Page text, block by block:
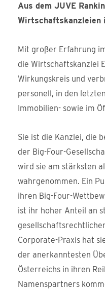
Aus dem JUVE
Wirtschaftskanzleien
Mit großer Erfahrung
die Wirtschaftskanzlei
Wirkungskreis und
personell, in den
Immobilien- sowie im
Sie ist die Kanzlei, die
der Big-Four-
wird sie am stärksten
wahrgenommen. Ein
ihren Big-Four-
ist ihr hoher Anteil an
Corporate-Praxis hat
der anerkanntesten
Österreichs in ihren
Namenspartners